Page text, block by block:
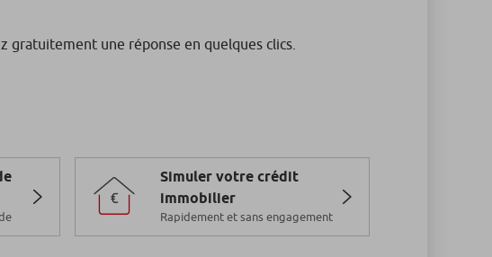
gratuitement une réponse en quelques clics.
Simuler votre crédit
immobilier
Rapidement et sans engagement